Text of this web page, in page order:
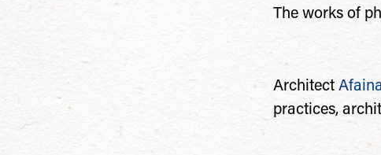
The works of
Architect
practices,